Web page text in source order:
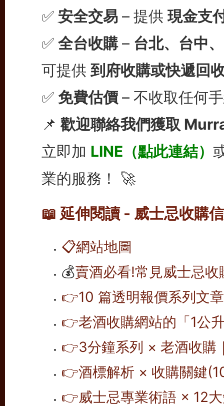
✅ 安全交易 – 提供現金支
✅ 全台收購– 台北、台中
可提供 到府收購或快遞回
✅ 免費估價 – 不收取任何
📌 歡迎聯絡我們獲取
立即加 LINE（點此連結）
業的服務！ 🚀
📖 延伸閱讀 - 威士忌收購
📋網站地圖
💰賣酒必看!常見威士忌收
👉10 篇透明報價系列文
👉老酒收購網站的「1公
👉3分鐘系列 × 老酒收購
👉酒標解析 × 收購關鍵
👉威士忌專業術語 × 12